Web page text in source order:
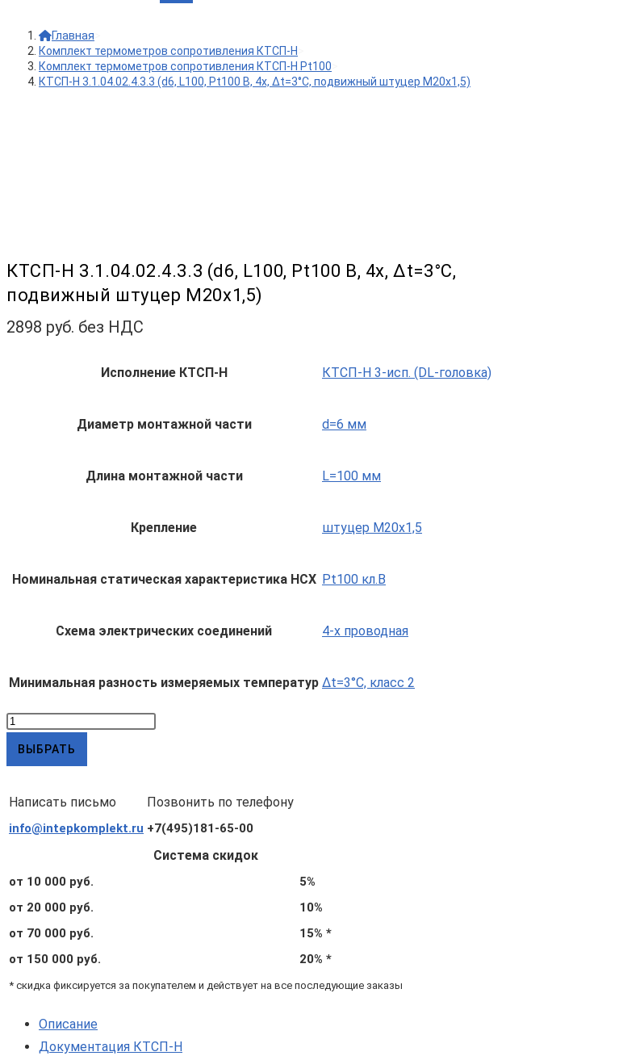
Главная
Комплект термометров сопротивления КТСП-Н
Комплект термометров сопротивления КТСП-Н Pt100
КТСП-Н 3.1.04.02.4.3.3 (d6, L100, Pt100 B, 4х, Δt=3°C, подвижный штуцер М20х1,5)
КТСП-Н 3.1.04.02.4.3.3 (d6, L100, Pt100 B, 4х, Δt=3°C,
подвижный штуцер М20х1,5)
2898 руб. без НДС
Исполнение КТСП-Н КТСП-Н 3-исп. (DL-головка)
Диаметр монтажной части d=6 мм
Длина монтажной части L=100 мм
Крепление штуцер М20х1,5
Номинальная статическая характеристика НСХ Pt100 кл.B
Схема электрических соединений 4-х проводная
Минимальная разность измеряемых температур Δt=3°C, класс 2
Количество
товара
КТСП-
3.1.04.02.4.3.3
(d6,
Pt100
подвижный
штуцер
ВЫБРАТЬ
Написать письмо Позвонить по телефону
info@intepkomplekt.ru +7(495)181-65-00
Система скидок
от 10 000 руб.
5%
от 20 000 руб.
10%
от 70 000 руб.
15% *
от 150 000 руб.
20% *
* скидка фиксируется за покупателем и действует на все последующие заказы
Описание
Документация КТСП-Н